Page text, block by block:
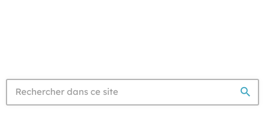
search